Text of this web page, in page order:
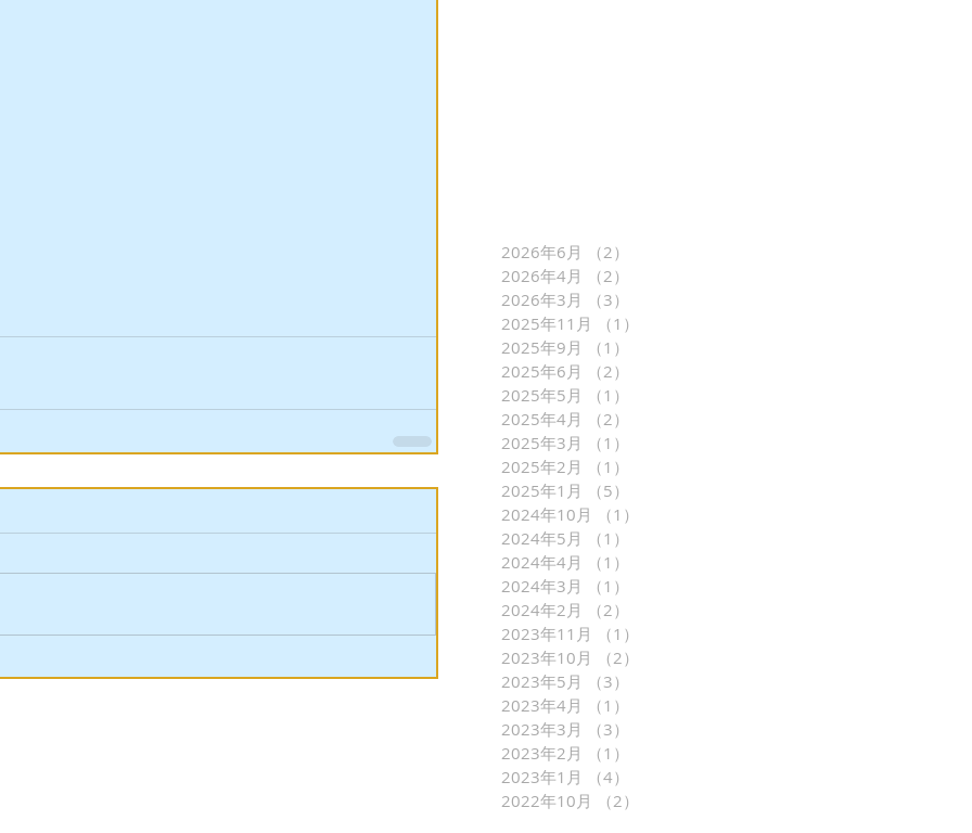
2026年6月 （2）
2026年4月
（2）
2026年3月
（3）
2025年11月
（1）
2025年9月
（1）
2025年6月
（2）
2025年5月
（1）
2025年4月
（2）
2025年3月
（1）
2025年2月
（1）
2025年1月
（5）
2024年10月
（1）
2024年5月
（1）
2024年4月
（1）
2024年3月
（1）
2024年2月
（2）
2023年11月
（1）
2023年10月
（2）
2023年5月
（3）
2023年4月
（1）
2023年3月
（3）
2023年2月
（1）
2023年1月
（4）
2022年10月
（2）